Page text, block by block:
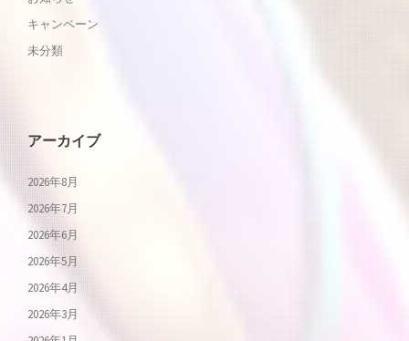
キャンペーン
未分類
アーカイブ
2026年8月
2026年7月
2026年6月
2026年5月
2026年4月
2026年3月